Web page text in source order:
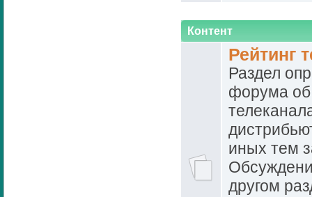
Контент
Рейтинг
Раздел
форума
иных тем
другом